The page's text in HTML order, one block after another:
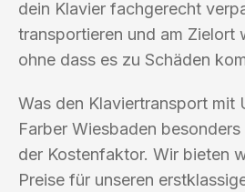
dein Klavier fachgerecht
transportieren und am Zielort
ohne dass es zu Schäden
Was den Klaviertransport mit
Farber Wiesbaden
der Kostenfaktor. Wir bieten
Preise für unseren